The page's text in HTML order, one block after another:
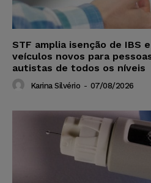
STF amplia isenção de IBS
veículos novos para
autistas de todos os níveis
Karina Silvério - 07/08/2026